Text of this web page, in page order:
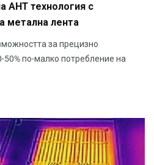
AHT технология с
метална лента
за прецизно
50% по-малко потребление на